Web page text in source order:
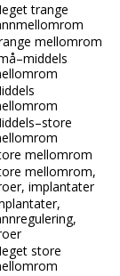
trange
mellomrom
mellomrom
mellomrom,
implantater
store